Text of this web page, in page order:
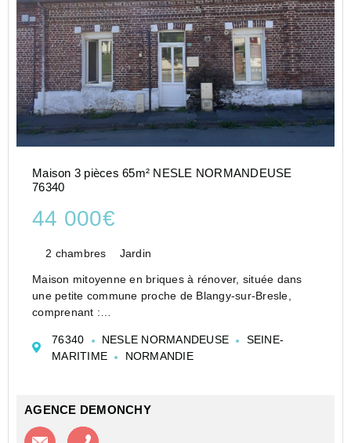
Maison 3 pièces 65m² NESLE NORMANDEUSE
76340
44 000€
2 chambres Jardin
Maison mitoyenne en briques à rénover, située dans
une petite commune proche de Blangy-sur-Bresle,
comprenant :
et wc.
- À l'étage : 2 chambres en enfilade.
76340 NESLE NORMANDEUSE
SEINE-
MARITIME
NORMANDIE
AGENCE DEMONCHY
Contacter l'agence